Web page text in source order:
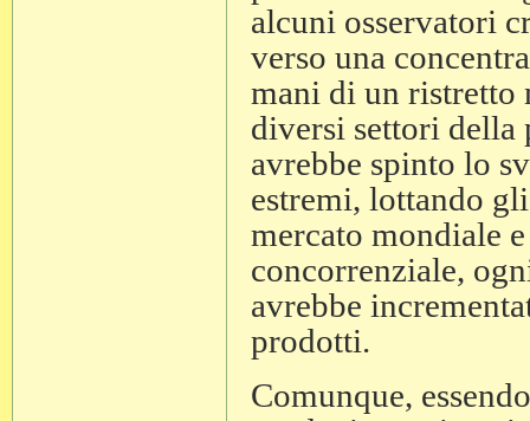
alcuni osservatori
verso una
mani di un ristretto
diversi settori della
avrebbe spinto lo
estremi, lottando
mercato mondiale
concorrenziale,
avrebbe
prodotti.
Comunque,